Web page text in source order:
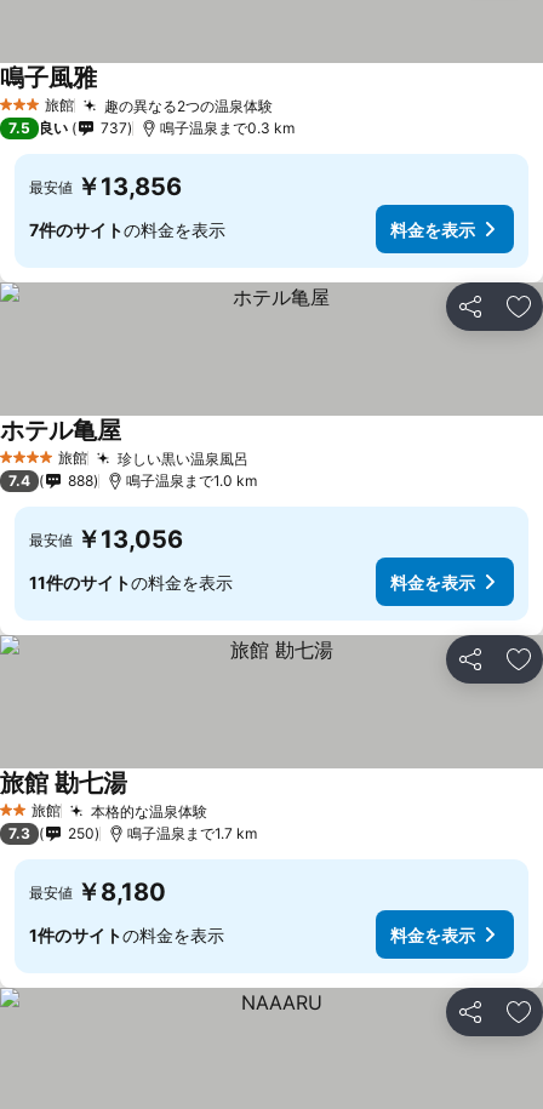
3 ホテルのランク
旅館 趣の異なる2つの温泉体験
鳴子風雅
7.5 良い 737 鳴子温泉まで0.3 km
最安値 ￥13,856
7件のサイトの料金を表示 料金を表示
シェア お
4 ホテルのランク
旅館 珍しい黒い温泉風呂
ホテル亀屋
7.4 888 鳴子温泉まで1.0 km
最安値 ￥13,056
11件のサイトの料金を表示 料金を表示
シェア お
2 ホテルのランク
旅館 本格的な温泉体験
旅館 勘七湯
7.3 250 鳴子温泉まで1.7 km
最安値 ￥8,180
1件のサイトの料金を表示 料金を表示
シェア お